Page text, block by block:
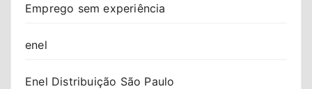
Emprego sem experiência
enel
Enel Distribuição São Paulo